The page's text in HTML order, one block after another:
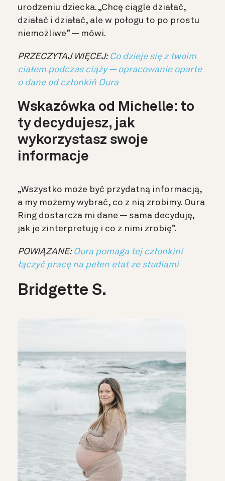
urodzeniu dziecka. „Chcę ciągle działać,
działać i działać, ale w połogu to po prostu
niemożliwe” — mówi.
PRZECZYTAJ WIĘCEJ: Co dzieje się z twoim
ciałem podczas ciąży — opracowanie oparte
o dane od członkiń Oura
Wskazówka od Michelle: to
ty decydujesz, jak
wykorzystasz swoje
informacje
„Wszystko może być przydatną informacją,
a my możemy wybrać, co z nią zrobimy. Oura
Ring dostarcza mi dane — sama decyduję,
jak je zinterpretuję i co z nimi zrobię”.
POWIĄZANE: Oura pomaga tej członkini
łączyć pracę na pełen etat ze studiami
Bridgette S.